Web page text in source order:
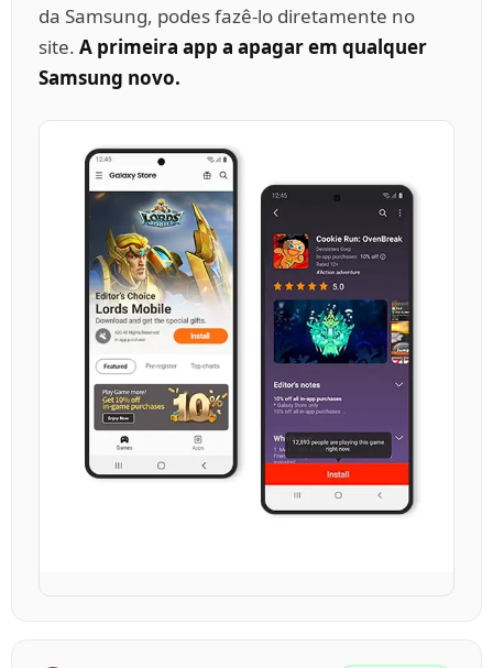
da Samsung, podes fazê-lo diretamente no
site. A primeira app a apagar em qualquer
Samsung novo.